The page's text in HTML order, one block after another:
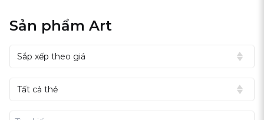
Sản phẩm Art